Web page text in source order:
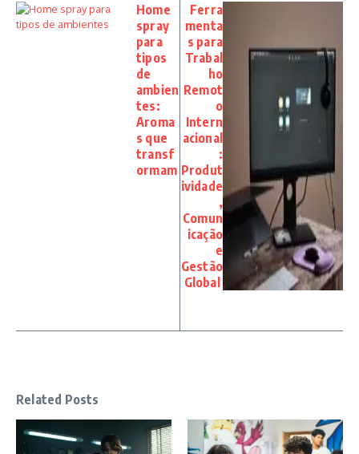
Home
spray
para
tipos
de
ambien
tes:
Aroma
s que
transf
ormam
Ferra
menta
s para
Trabal
ho
Remot
o
Intern
acional
:
Produt
ividade
,
Comun
icação
e
Gestão
Global
Related Posts